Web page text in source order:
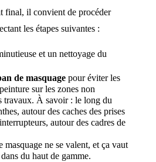
final, il convient de procéder
les étapes suivantes :
et un nettoyage du
de masquage pour éviter les
sur les zones non
travaux. À savoir : le long du
autour des caches des prises
autour des cadres de
masquage ne se valent, et ça vaut
du haut de gamme.